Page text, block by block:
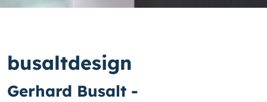
busaltdesign
Gerhard Busalt -